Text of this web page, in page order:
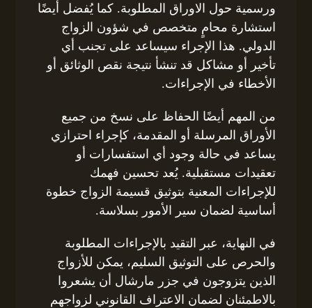
ورسمية حول الاوراق المطلوبة. كما يُفضل أيضًا
استشارة محامٍ متخصص في شؤون الزواج
الدولي. هذا الإجراء سيساعد على تجنب أي
تأخير أو مشاكل قد تنشأ نتيجة نقص الوثائق أو
الأخطاء في الإجراءات.
من المهم أيضًا الحفاظ على نسخ من جميع
الأوراق المرسلة أو المقدمة، كإجراء احترازي
يساعد في حالة وجود أي استفسارات أو
تعقيدات مستقبلية. يُعد تحسين فهمك
للإجراءات المعنية بتوثيق قسيمة الزواج خطوة
أساسية لضمان سير الأمور بسلاسة.
في النهاية، عبر التقيد بالإجراءات المطلوبة
والحرص على التوثيق السليم، يمكن للأزواج
الذين يتزوجون في جزر مارشال أن يشعروا
بالاطمئنان لضمان الاعتراف القانوني لزواجهم